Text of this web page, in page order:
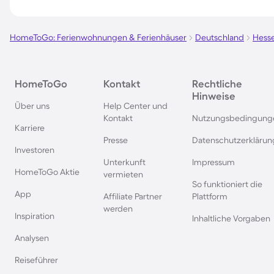
Saalbach-Hinterglemm
Kapstadt
Englmar
Norditalien
Ferienhäuser mit Pool auf den
Griechischen Inseln
Ferienhäuser mit
Italienischen Riviera
Ferienhäuser mit Pool in den
Ferienhäuser mit
Großbritannien
HomeToGo: Ferienwohnungen & Ferienhäuser Deutschland
HomeToGo
Über uns
Karriere
Investoren
HomeToGo Aktie
App
Inspiration
Analysen
Reiseführer
Kontakt
Help Center und
Kontakt
Presse
Unterkunft
vermieten
Affiliate Partner
werden
Rechtliche
Hinweise
Impressum
So funktioniert die
Plattform
Inhaltliche Vorgaben